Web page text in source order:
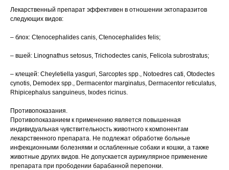
Лекарственный препарат эффективен в отношении эктопаразитов
следующих видов:
– блох: Ctenocephalides canis, Ctenocephalides felis;
– вшей: Linognathus setosus, Trichodectes canis, Felicola subrostratus;
– клещей: Cheyletiella yasguri, Sarcoptes spp., Notoedres cati, Otodectes
cynotis, Demodex spp., Dermacentor marginatus, Dermacentor reticulatus,
Rhipicephalus sanguineus, Ixodes ricinus.
Противопоказания.
Противопоказанием к применению является повышенная
индивидуальная чувствительность животного к компонентам
лекарственного препарата. Не подлежат обработке больные
инфекционными болезнями и ослабленные собаки и кошки, а также
животные других видов. Не допускается аурикулярное применение
препарата при прободении барабанной перепонки.
Данный сайт носит информационный характер и
не является публичной офертой.
Согласие на обработку перс. данных
+7 (3452) 57-54-36Заказать звонок
Правила оказания ветеринарной помощи